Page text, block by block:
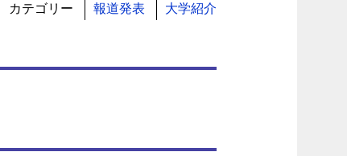
カテゴリー 報道発表 大学紹介